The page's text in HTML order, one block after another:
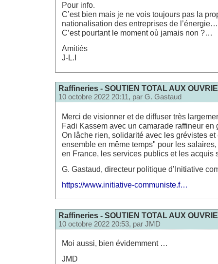
Pour info.
C’est bien mais je ne vois toujours pas la
nationalisation des entreprises de l’énergie…
C’est pourtant le moment où jamais non ?…
Amitiés
J-L.I
Raffineries - SOUTIEN TOTAL AUX
10 octobre 2022 20:11, par G. Gastaud
Merci de visionner et de diffuser très
Fadi Kassem avec un camarade raffineur en
On lâche rien, solidarité avec les grévistes
ensemble en même temps" pour les
en France, les services publics et les acquis
G. Gastaud, directeur politique d’Initiative
https://www.initiative-communiste.f…
Raffineries - SOUTIEN TOTAL AUX
10 octobre 2022 20:53, par JMD
Moi aussi, bien évidemment …
JMD